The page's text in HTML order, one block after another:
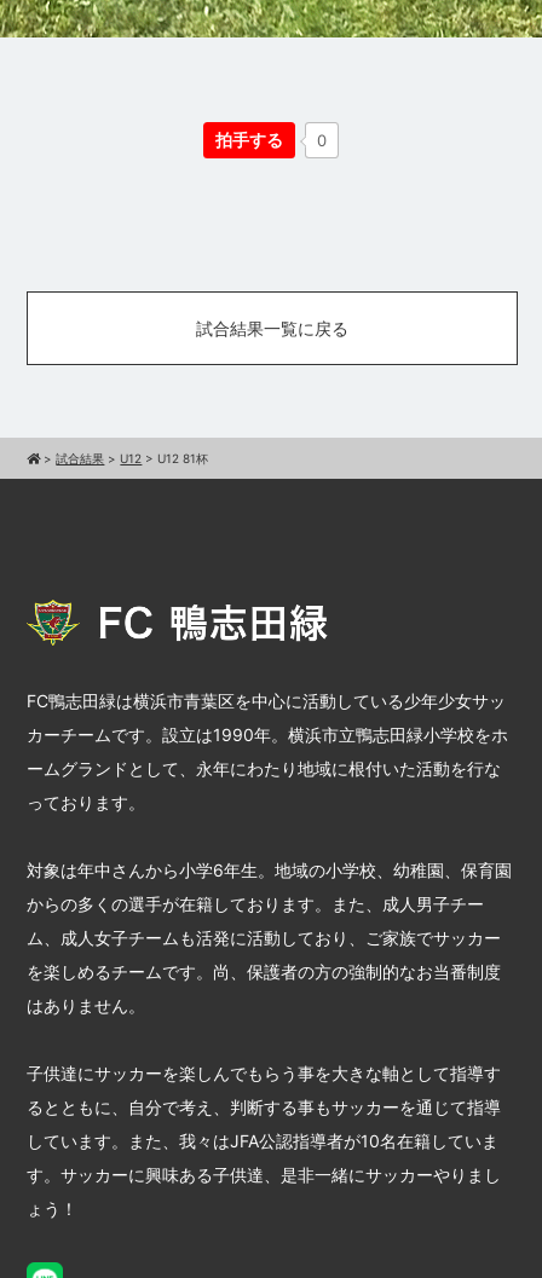
拍手する 0
試合結果一覧に戻る
>試合結果 > U12 > U12 81杯
FC鴨志田緑は横浜市青葉区を中心に活動している少年少女サッ
カーチームです。設立は1990年。横浜市立鴨志田緑小学校をホ
ームグランドとして、永年にわたり地域に根付いた活動を行な
っております。
対象は年中さんから小学6年生。地域の小学校、幼稚園、保育園
からの多くの選手が在籍しております。また、成人男子チー
ム、成人女子チームも活発に活動しており、ご家族でサッカー
を楽しめるチームです。尚、保護者の方の強制的なお当番制度
はありません。
子供達にサッカーを楽しんでもらう事を大きな軸として指導す
るとともに、自分で考え、判断する事もサッカーを通じて指導
しています。また、我々はJFA公認指導者が10名在籍していま
す。サッカーに興味ある子供達、是非一緒にサッカーやりまし
ょう！